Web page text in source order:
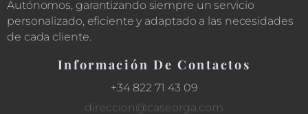
Autónomos, garantizando siempre un servicio
personalizado, eficiente y adaptado a las necesidades
de cada cliente.
Información De Contactos
+34 822 71 43 09
direccion@caseorga.com